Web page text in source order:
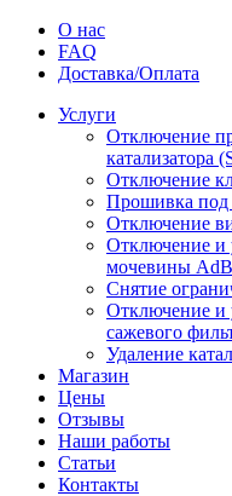
О нас
FAQ
Доставка/Оплата
Услуги
Отключение
катализатора
Отключение
Прошивка
Отключение
Отключение и
мочевины
Снятие
Отключение и
сажевого
Удаление
Магазин
Цены
Отзывы
Наши работы
Статьи
Контакты